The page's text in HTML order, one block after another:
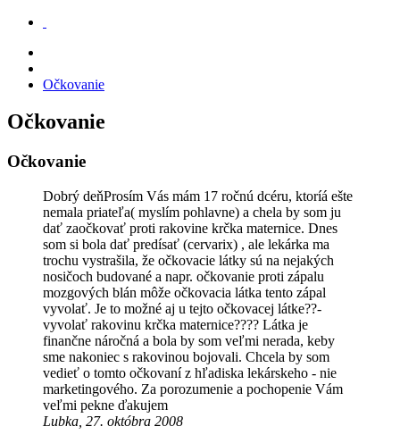
Očkovanie
Očkovanie
Očkovanie
Dobrý deňProsím Vás mám 17 ročnú dcéru, ktoríá ešte
nemala priateľa( myslím pohlavne) a chela by som ju
dať zaočkovať proti rakovine krčka maternice. Dnes
som si bola dať predísať (cervarix) , ale lekárka ma
trochu vystrašila, že očkovacie látky sú na nejakých
nosičoch budované a napr. očkovanie proti zápalu
mozgových blán môže očkovacia látka tento zápal
vyvolať. Je to možné aj u tejto očkovacej látke??-
vyvolať rakovinu krčka maternice???? Látka je
finančne náročná a bola by som veľmi nerada, keby
sme nakoniec s rakovinou bojovali. Chcela by som
vedieť o tomto očkovaní z hľadiska lekárskeho - nie
marketingového. Za porozumenie a pochopenie Vám
veľmi pekne ďakujem
Lubka, 27. októbra 2008